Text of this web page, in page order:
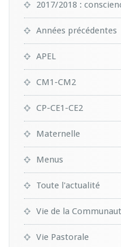
2017/2018 :
Années précédentes
APEL
CM1-CM2
CP-CE1-CE2
Maternelle
Menus
Toute l'actualité
Vie de la
Vie Pastorale